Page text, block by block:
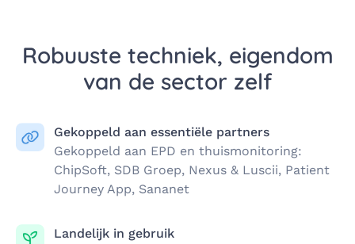
Robuuste techniek, eigendom
van de sector zelf
Gekoppeld aan essentiële partners
Gekoppeld aan EPD en thuismonitoring:
ChipSoft, SDB Groep, Nexus & Luscii, Patient
Journey App, Sananet
Landelijk in gebruik